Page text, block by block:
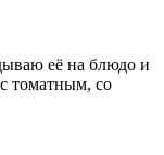
её на блюдо и
томатным, со